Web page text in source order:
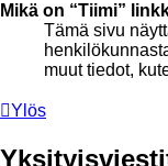
Mikä on “Tiimi”
Tämä sivu
muut tiedot,
Ylös